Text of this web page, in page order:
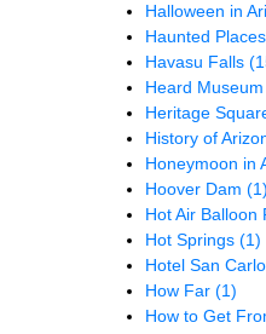
Halloween in
Haunted Places
Havasu Falls
Heard Museum
Heritage
History of
Honeymoon in
Hoover Dam (1)
Hot Air Balloon
Hot Springs (1)
Hotel San
How Far (1)
How to Get